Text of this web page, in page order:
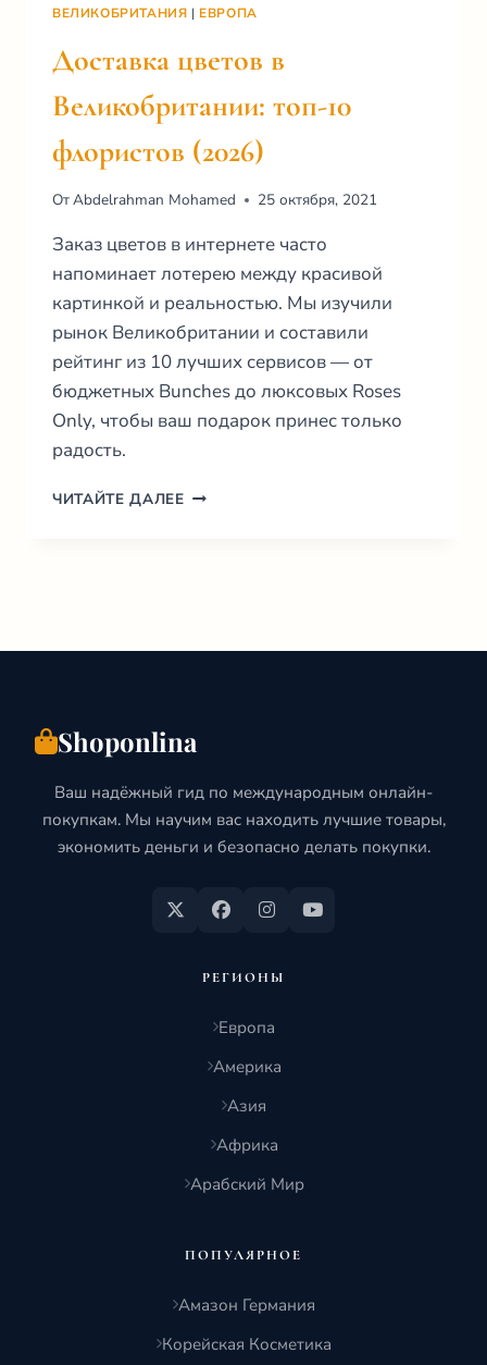
ВЕЛИКОБРИТАНИЯ | ЕВРОПА
Доставка цветов в
Великобритании: топ-10
флористов (2026)
ОтAbdelrahman Mohamed 25 октября, 2021
Заказ цветов в интернете часто
напоминает лотерею между красивой
картинкой и реальностью. Мы изучили
рынок Великобритании и составили
рейтинг из 10 лучших сервисов — от
бюджетных Bunches до люксовых Roses
Only, чтобы ваш подарок принес только
радость.
ЧИТАЙТЕ ДАЛЕЕДОСТАВКА
Shoponlina
Ваш надёжный гид по международным онлайн-
покупкам. Мы научим вас находить лучшие товары,
экономить деньги и безопасно делать покупки.
РЕГИОНЫ
Европа
Америка
Азия
Африка
Арабский Мир
ПОПУЛЯРНОЕ
Амазон Германия
Корейская Косметика